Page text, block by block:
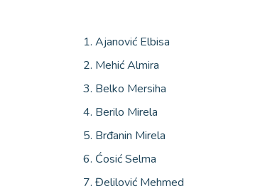
Ajanović Elbisa
Mehić Almira
Belko Mersiha
Berilo Mirela
Brđanin Mirela
Ćosić Selma
Đelilović Mehmed